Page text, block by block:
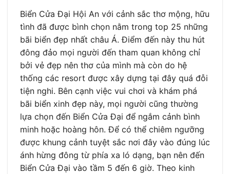
Biển Cửa Đại Hội An với cảnh sắc thơ mộng, hữu
tình đã được bình chọn nằm trong top 25 những
bãi biển đẹp nhất châu Á. Điểm đến này thu hút
đông đảo mọi người đến tham quan không chỉ
bởi vẻ đẹp nên thơ của mình mà còn do hệ
thống các resort được xây dựng tại đây quá đỗi
tiện nghi. Bên cạnh việc vui chơi và khám phá
bãi biển xinh đẹp này, mọi người cũng thường
lựa chọn đến Biển Cửa Đại để ngắm cảnh bình
minh hoặc hoàng hôn. Để có thể chiêm ngưỡng
được khung cảnh tuyệt sắc nơi đây vào đúng lúc
ánh hừng đông từ phía xa ló dạng, bạn nên đến
Biển Cửa Đại vào tầm 5 đến 6 giờ. Theo kinh